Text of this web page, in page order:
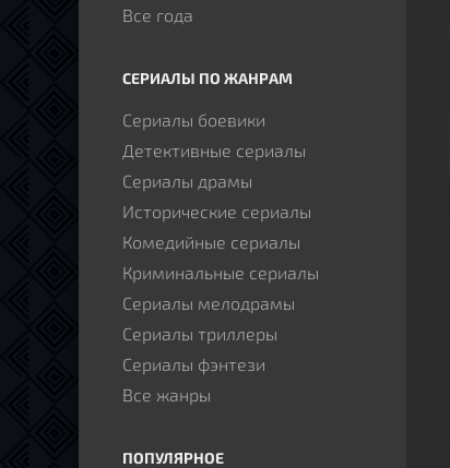
Все года
СЕРИАЛЫ ПО ЖАНРАМ
Сериалы боевики
Детективные сериалы
Сериалы драмы
Исторические сериалы
Комедийные сериалы
Криминальные сериалы
Сериалы мелодрамы
Сериалы триллеры
Сериалы фэнтези
Все жанры
ПОПУЛЯРНОЕ